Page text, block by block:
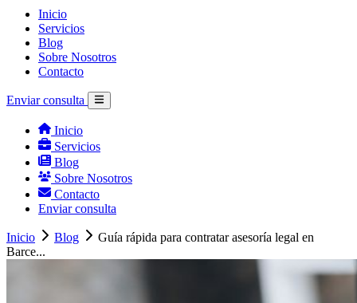
Inicio
Servicios
Blog
Sobre Nosotros
Contacto
Enviar consulta
Inicio
Servicios
Blog
Sobre Nosotros
Contacto
Enviar consulta
Inicio Blog
Guía rápida para contratar asesoría legal en
Barce...